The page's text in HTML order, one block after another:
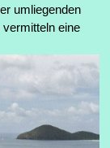
umliegenden
eine